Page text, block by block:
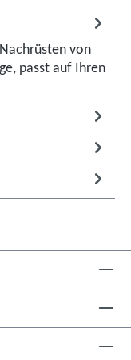
von
passt auf Ihren